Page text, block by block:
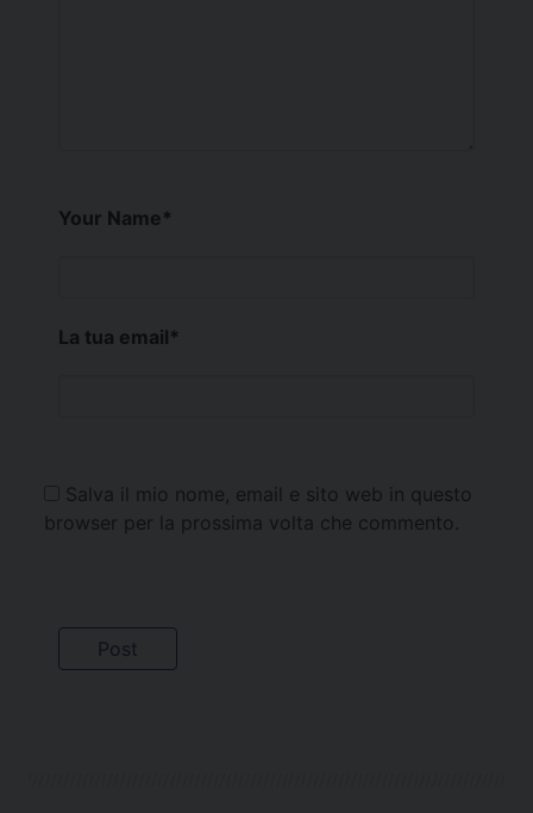
Your Name*
La tua email*
Salva il mio nome, email e sito web in questo
browser per la prossima volta che commento.